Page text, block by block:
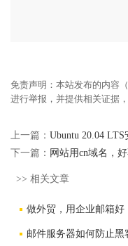
免责声明：本站发布的内容
进行举报，并提供相关证据
上一篇： Ubuntu 20.04
下一篇： 网站用cn域名，
>> 相关文章
做外贸，用企业邮箱
邮件服务器如何防止黑